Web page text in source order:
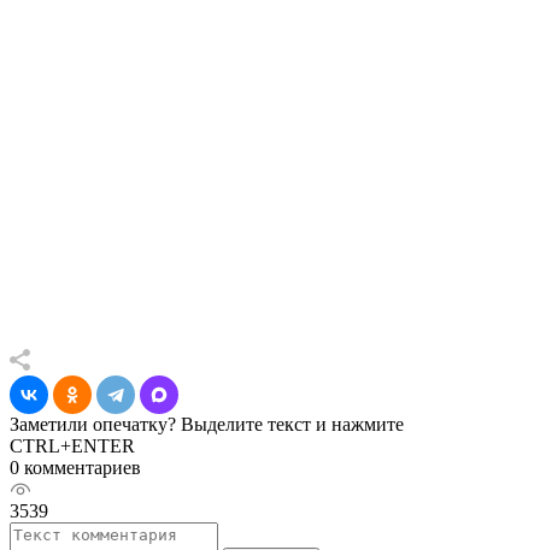
Заметили опечатку? Выделите текст и нажмите
CTRL+ENTER
0 комментариев
3539